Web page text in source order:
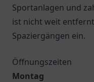
Sportanlagen und
ist nicht weit
Spaziergängen ein.
Öffnungszeiten
Montag